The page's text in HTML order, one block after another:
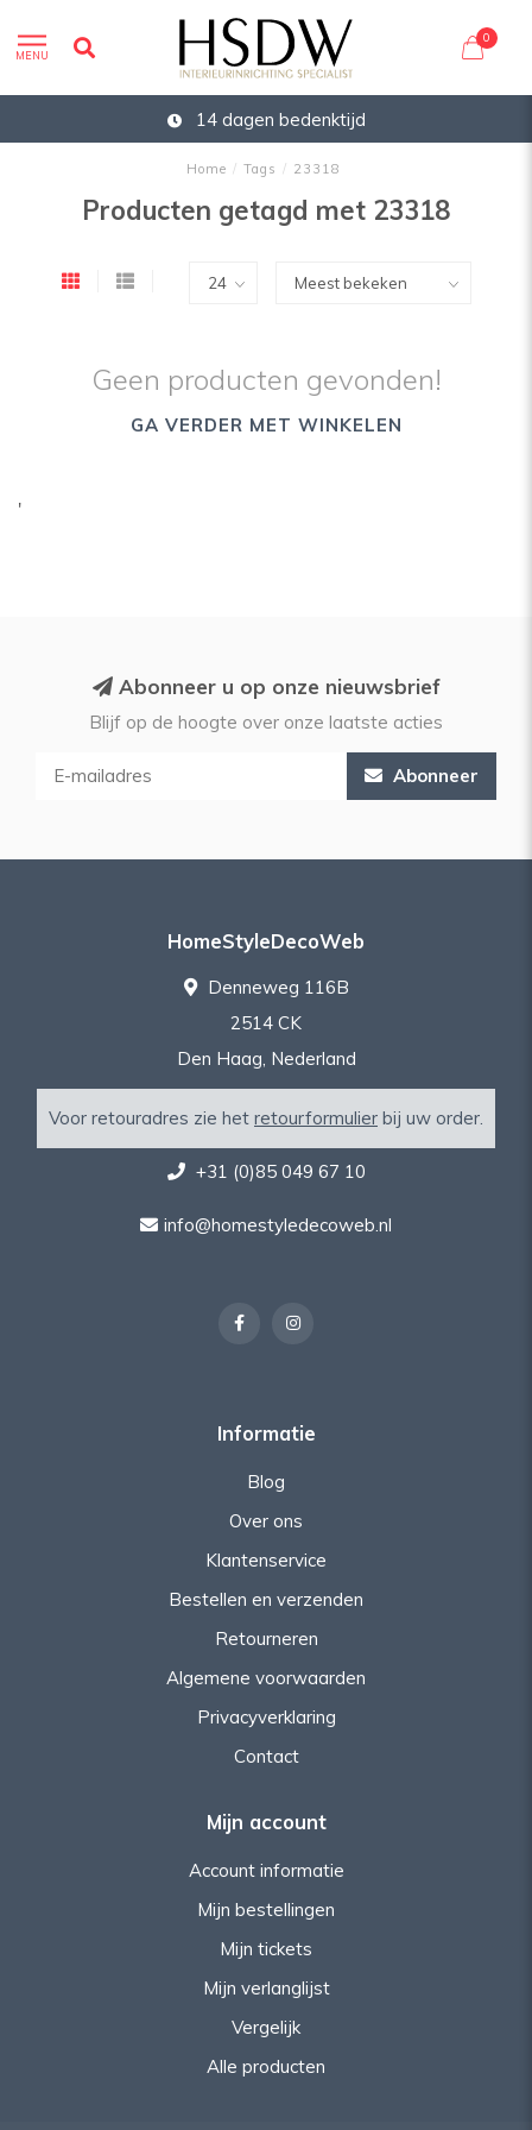
MENU
0
14 dagen bedenktijd
Home / Tags / 23318
Producten getagd met 23318
Geen producten gevonden!
GA VERDER MET WINKELEN
'
Abonneer u op onze nieuwsbrief
Blijf op de hoogte over onze laatste acties
Abonneer
HomeStyleDecoWeb
Denneweg 116B
2514 CK
Den Haag, Nederland
Voor retouradres zie het retourformulier bij uw order.
+31 (0)85 049 67 10
info@homestyledecoweb.nl
Informatie
Blog
Over ons
Klantenservice
Bestellen en verzenden
Retourneren
Algemene voorwaarden
Privacyverklaring
Contact
Mijn account
Account informatie
Mijn bestellingen
Mijn tickets
Mijn verlanglijst
Vergelijk
Alle producten